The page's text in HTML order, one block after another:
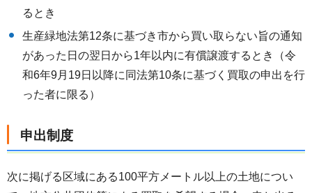
るとき
生産緑地法第12条に基づき市から買い取らない旨の通知
があった日の翌日から1年以内に有償譲渡するとき（令
和6年9月19日以降に同法第10条に基づく買取の申出を行
った者に限る）
申出制度
次に掲げる区域にある100平方メートル以上の土地につい